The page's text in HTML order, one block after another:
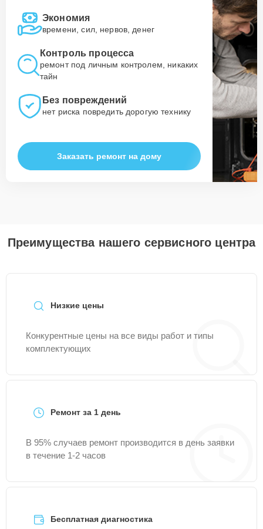
Экономия
времени, сил, нервов, денег
Контроль процесса
ремонт под личным контролем, никаких
тайн
Без повреждений
нет риска повредить дорогую технику
Заказать ремонт на дому
Преимущества нашего сервисного центра
Низкие цены
Конкурентные цены на все виды работ и типы
комплектующих
Ремонт за 1 день
В 95% случаев ремонт производится в день заявки
в течение 1-2 часов
Бесплатная диагностика